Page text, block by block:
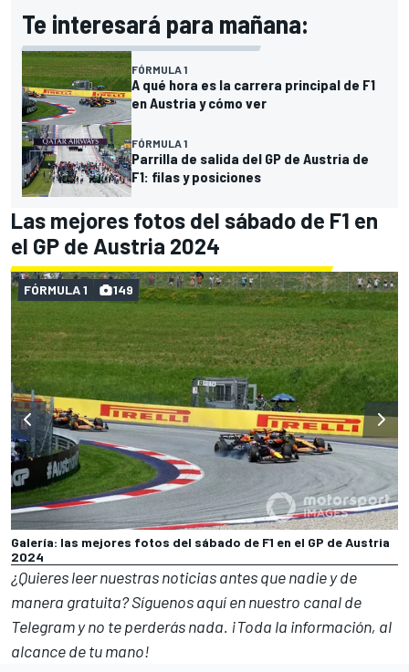
Te interesará para mañana:
FÓRMULA 1
A qué hora es la carrera principal de F1
en Austria y cómo ver
FÓRMULA 1
Parrilla de salida del GP de Austria de
F1: filas y posiciones
Las mejores fotos del sábado de F1 en
el GP de Austria 2024
Galería: las mejores fotos del sábado de F1 en el GP de Austria
2024
FÓRMULA 1 149
¿Quieres leer nuestras noticias antes que nadie y de
manera gratuita? Síguenosaquí en nuestro canal de
Telegramy no te perderás nada. ¡Toda la información, al
alcance de tu mano!